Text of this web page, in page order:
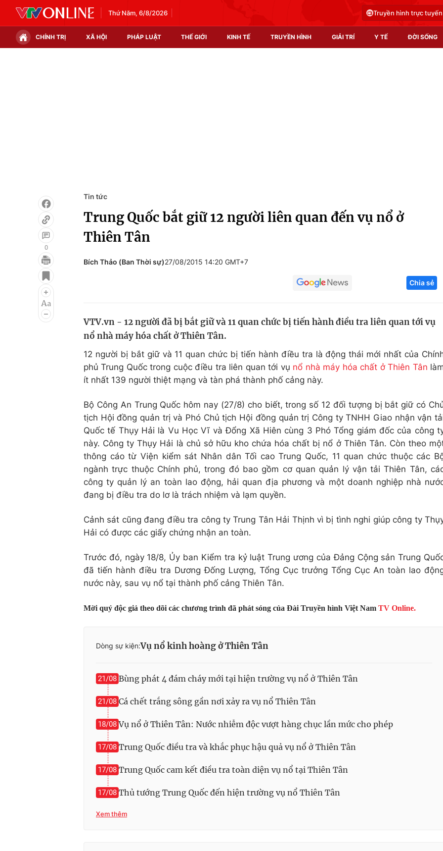
Thứ Năm, 6/8/2026 Truyền hình trực tuyến
CHÍNH TRỊ XÃ HỘI PHÁP LUẬT THẾ GIỚI KINH TẾ TRUYỀN HÌNH GIẢI TRÍ Y TẾ ĐỜI SỐNG
Infographic
Điện ảnh
Âm nhạc
Chất lượng cuộc sống
Tuyển sinh
Hitech Công
Thị trường
0
Tin tức
Trung Quốc bắt giữ 12 người liên quan đến vụ nổ ở
Thiên Tân
Bích Thảo (Ban Thời sự)27/08/2015 14:20 GMT+7
Chia sẻ
VTV.vn - 12 người đã bị bắt giữ và 11 quan chức bị tiến hành điều tra liên quan tới vụ
nổ nhà máy hóa chất ở Thiên Tân.
12 người bị bắt giữ và 11 quan chức bị tiến hành điều tra là động thái mới nhất của
phủ Trung Quốc trong cuộc điều tra liên quan tới vụ nổ nhà máy hóa chất ở Thiên Tân
ít nhất 139 người thiệt mạng và tàn phá thành phố cảng này.
Bộ Công An Trung Quốc hôm nay (27/8) cho biết, trong số 12 đối tượng bị bắt giữ có
tịch Hội đồng quản trị và Phó Chủ tịch Hội đồng quản trị Công ty TNHH Giao nhận vận
Quốc tế Thụy Hải là Vu Học Vĩ và Đổng Xã Hiên cùng 3 Phó Tổng giám đốc của công
này. Công ty Thụy Hải là chủ sở hữu kho chứa hóa chất bị nổ ở Thiên Tân. Còn theo
thông cáo từ Viện kiểm sát Nhân dân Tối cao Trung Quốc, 11 quan chức thuộc các
ngành trực thuộc Chính phủ, trong đó bao gồm cơ quan quản lý vận tải Thiên Tân,
công ty quản lý an toàn lao động, hải quan địa phương và một doanh nghiệp nhà
đang bị điều tra do lơ là trách nhiệm và lạm quyền.
Cảnh sát cũng đang điều tra công ty Trung Tân Hải Thịnh vì bị tình nghi giúp công ty
Hải có được các giấy chứng nhận an toàn.
Trước đó, ngày 18/8, Ủy ban Kiểm tra kỷ luật Trung ương của Đảng Cộng sản Trung
đã tiến hành điều tra Dương Đống Lượng, Tổng Cục trưởng Tổng Cục An toàn lao
nước này, sau vụ nổ tại thành phố cảng Thiên Tân.
Mời quý độc giả theo dõi các chương trình đã phát sóng của Đài Truyền hình Việt Nam TV Online.
Dòng sự kiện:Vụ nổ kinh hoàng ở Thiên Tân
21/08 Bùng phát 4 đám cháy mới tại hiện trường vụ nổ ở Thiên Tân
21/08 Cá chết trắng sông gần nơi xảy ra vụ nổ Thiên Tân
18/08 Vụ nổ ở Thiên Tân: Nước nhiễm độc vượt hàng chục lần mức cho phép
17/08 Trung Quốc điều tra và khắc phục hậu quả vụ nổ ở Thiên Tân
17/08 Trung Quốc cam kết điều tra toàn diện vụ nổ tại Thiên Tân
17/08 Thủ tướng Trung Quốc đến hiện trường vụ nổ Thiên Tân
Xem thêm